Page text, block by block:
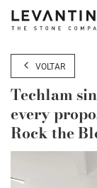
Corporativo
Materiais
Projetos
Aplicações
Profissionais
VOLTAR
Techlam
every
Rock the